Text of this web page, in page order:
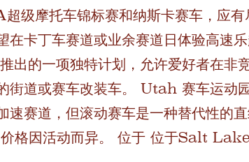
级摩托车锦标赛和纳斯卡赛车，应
在卡丁车赛道或业余赛道日体验高速
出的一项独特计划，允许爱好者在非
道或赛车改装车。
Utah 赛车运动
速赛道，但滚动赛车是一种替代性的
价格因活动而异。 位于 位于Salt Lake